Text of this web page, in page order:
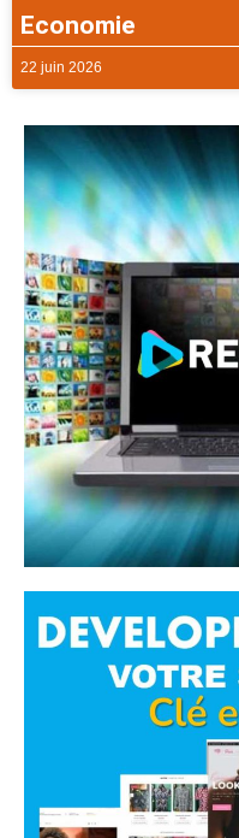
Economie
22 juin 2026